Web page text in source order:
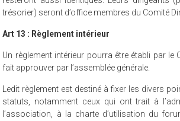
trésorier) seront d’office membres du Comité
Art 13 : Règlement intérieur
Un règlement intérieur pourra être établi par le
fait approuver par l’assemblée générale.
Ledit règlement est destiné à fixer les divers
statuts, notamment ceux qui ont trait à
l’association, à la charte d’utilisation du